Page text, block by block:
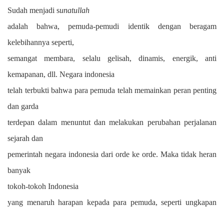
Sudah menjadi sunatullah
adalah bahwa, pemuda-pemudi identik dengan beragam
kelebihannya seperti,
semangat membara, selalu gelisah, dinamis, energik, anti
kemapanan, dll. Negara indonesia
telah terbukti bahwa para pemuda telah memainkan peran penting
dan garda
terdepan dalam menuntut dan melakukan perubahan perjalanan
sejarah dan
pemerintah negara indonesia dari orde ke orde. Maka tidak heran
banyak
tokoh-tokoh Indonesia
yang menaruh harapan kepada para pemuda, seperti ungkapan